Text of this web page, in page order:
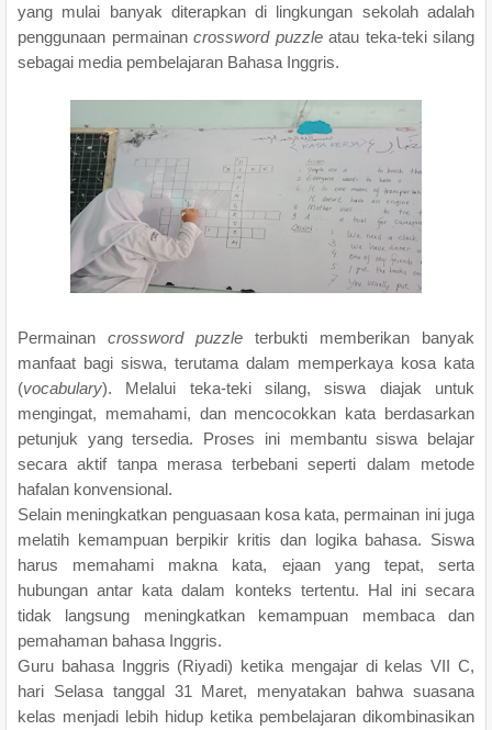
yang mulai banyak diterapkan di lingkungan sekolah adalah
penggunaan permainan crossword puzzleatau teka-teki silang
sebagai media pembelajaran Bahasa Inggris.
Permainan crossword puzzle terbukti memberikan banyak
manfaat bagi siswa, terutama dalam memperkaya kosa kata
(vocabulary). Melalui teka-teki silang, siswa diajak untuk
mengingat, memahami, dan mencocokkan kata berdasarkan
petunjuk yang tersedia. Proses ini membantu siswa belajar
secara aktif tanpa merasa terbebani seperti dalam metode
hafalan konvensional.
Selain meningkatkan penguasaan kosa kata, permainan ini juga
melatih kemampuan berpikir kritis dan logika bahasa. Siswa
harus memahami makna kata, ejaan yang tepat, serta
hubungan antar kata dalam konteks tertentu. Hal ini secara
tidak langsung meningkatkan kemampuan membaca dan
pemahaman bahasa Inggris.
Guru bahasa Inggris (Riyadi) ketika mengajar di kelas VII C,
hari Selasa tanggal 31 Maret, menyatakan bahwa suasana
kelas menjadi lebih hidup ketika pembelajaran dikombinasikan